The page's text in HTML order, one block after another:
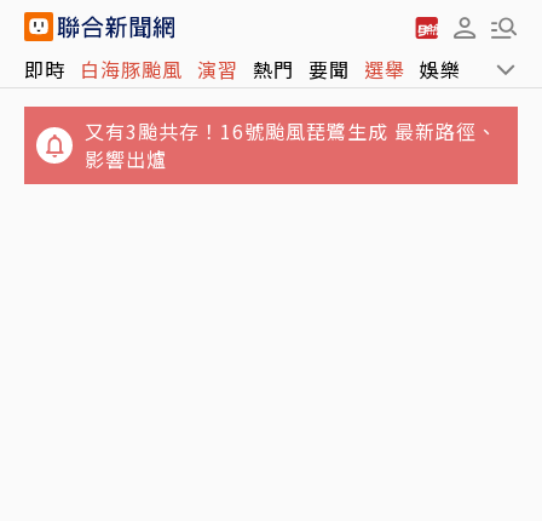
即時 白海豚颱風 演習 熱門 要聞 選舉 娛樂 運動
又有3颱共存！16號颱風琵鷺生成 最新路徑、
影響出爐